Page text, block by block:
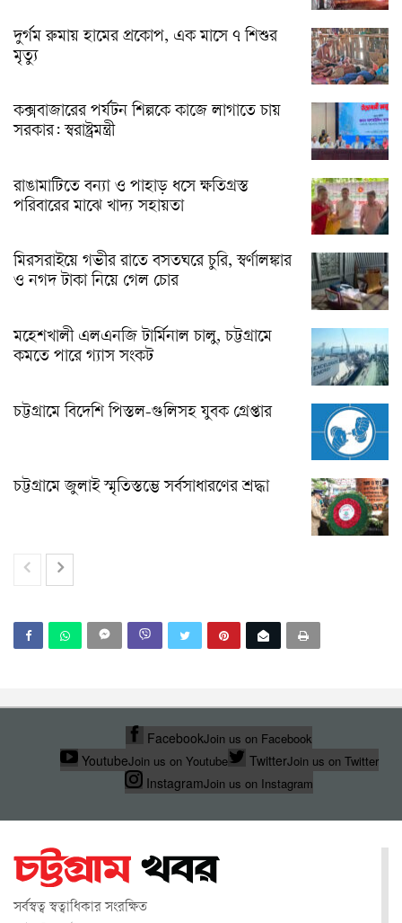
দুর্গম রুমায় হামের প্রকোপ, এক মাসে ৭ শিশুর
মৃত্যু
কক্সবাজারের পর্যটন শিল্পকে কাজে লাগাতে চায়
সরকার: স্বরাষ্ট্রমন্ত্রী
রাঙামাটিতে বন্যা ও পাহাড় ধসে ক্ষতিগ্রস্ত
পরিবারের মাঝে খাদ্য সহায়তা
মিরসরাইয়ে গভীর রাতে বসতঘরে চুরি, স্বর্ণালঙ্কার
ও নগদ টাকা নিয়ে গেল চোর
মহেশখালী এলএনজি টার্মিনাল চালু, চট্টগ্রামে
কমতে পারে গ্যাস সংকট
চট্টগ্রামে বিদেশি পিস্তল-গুলিসহ যুবক গ্রেপ্তার
চট্টগ্রামে জুলাই স্মৃতিস্তম্ভে সর্বসাধারণের শ্রদ্ধা
FacebookJoin us on Facebook
YoutubeJoin us on Youtube TwitterJoin us on Twitter
InstagramJoin us on Instagram
সর্বস্বত্ব স্বত্বাধিকার সংরক্ষিত